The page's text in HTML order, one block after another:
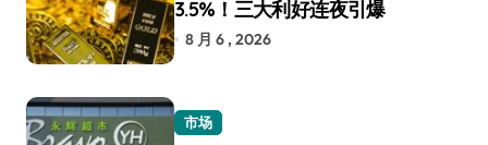
3.5%！三大利好连夜引爆
8 月 6 , 2026
市场